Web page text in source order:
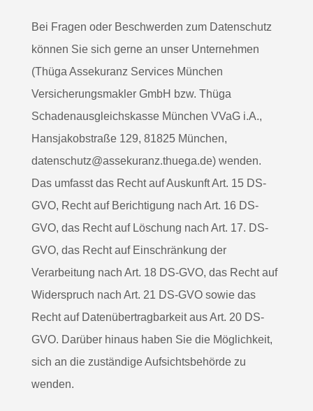
Bei Fragen oder Beschwerden zum Datenschutz
können Sie sich gerne an unser Unternehmen
(Thüga Assekuranz Services München
Versicherungsmakler GmbH bzw. Thüga
Schadenausgleichskasse München VVaG i.A.,
Hansjakobstraße 129, 81825 München,
datenschutz@assekuranz.thuega.de) wenden.
Das umfasst das Recht auf Auskunft Art. 15 DS-
GVO, Recht auf Berichtigung nach Art. 16 DS-
GVO, das Recht auf Löschung nach Art. 17. DS-
GVO, das Recht auf Einschränkung der
Verarbeitung nach Art. 18 DS-GVO, das Recht auf
Widerspruch nach Art. 21 DS-GVO sowie das
Recht auf Datenübertragbarkeit aus Art. 20 DS-
GVO. Darüber hinaus haben Sie die Möglichkeit,
sich an die zuständige Aufsichtsbehörde zu
wenden.